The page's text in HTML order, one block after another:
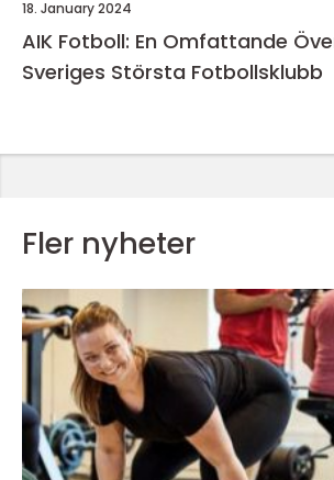
18. January 2024
AIK Fotboll: En Omfattande
Sveriges Största Fotbollsklubb
Fler nyheter